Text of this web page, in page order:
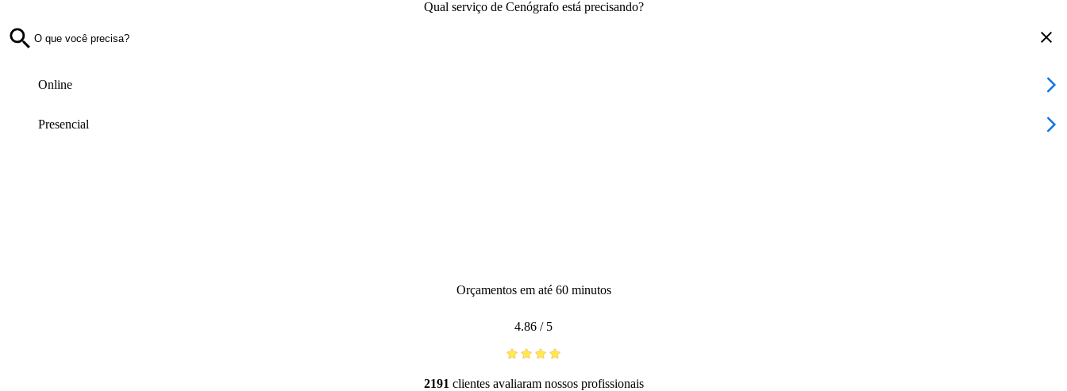
Qual serviço de Cenógrafo está precisando?
Online
Presencial
Orçamentos em até 60 minutos
4.86 / 5
2191 clientes avaliaram nossos profissionais